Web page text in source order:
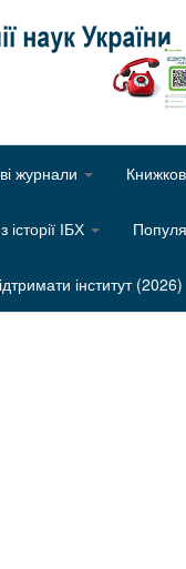
Оберіть
журнали
історії ІБХ
інститут (2026)